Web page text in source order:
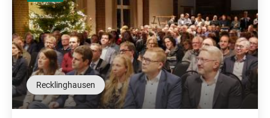
Recklinghausen